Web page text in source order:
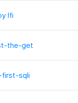
lfi
the-get
first-sqli